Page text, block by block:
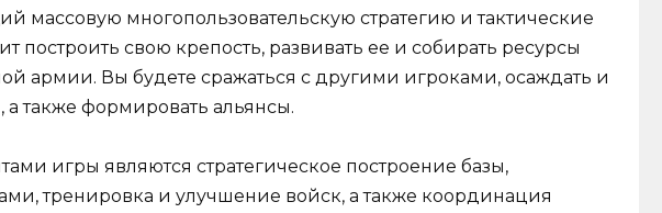
массовую многопользовательскую стратегию и тактические
построить свою крепость, развивать ее и собирать ресурсы
армии. Вы будете сражаться с другими игроками, осаждать и
также формировать альянсы.
игры являются стратегическое построение базы,
тренировка и улучшение войск, а также координация